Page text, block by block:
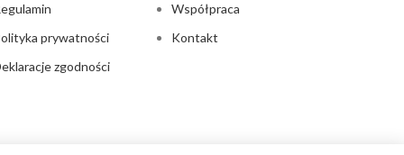
prywatności
zgodności
Współpraca
Kontakt